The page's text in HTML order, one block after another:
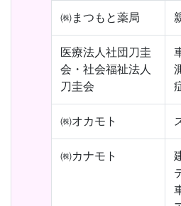
㈱まつもと薬局
医療法人社団刀圭
会・社会福祉法人
刀圭会
㈱オカモト
㈱カナモト